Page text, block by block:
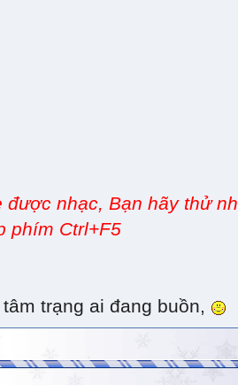
được nhạc, Bạn hãy thử
phím Ctrl+F5
trạng ai đang buồn,